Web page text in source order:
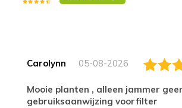
Carolynn 05-08-2026
Mooie planten , alleen jammer geen
gebruiksaanwijzing voorfilter